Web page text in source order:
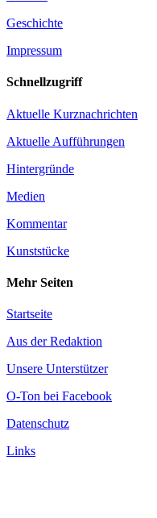
Geschichte
Impressum
Schnellzugriff
Aktuelle Kurznachrichten
Aktuelle Aufführungen
Hintergründe
Medien
Kommentar
Kunststücke
Mehr Seiten
Startseite
Aus der Redaktion
Unsere Unterstützer
O-Ton bei Facebook
Datenschutz
Links